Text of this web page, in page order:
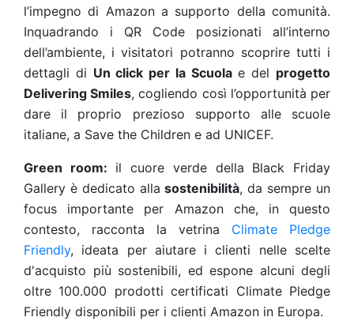
l’impegno di Amazon a supporto della comunità.
Inquadrando i QR Code posizionati all’interno
dell’ambiente, i visitatori potranno scoprire tutti i
dettagli di Un click per la Scuola e del progetto
Delivering Smiles, cogliendo così l’opportunità per
dare il proprio prezioso supporto alle scuole
italiane, a Save the Children e ad UNICEF.
Green room: il cuore verde della Black Friday
Gallery è dedicato alla sostenibilità, da sempre un
focus importante per Amazon che, in questo
contesto, racconta la vetrina
Climate Pledge
Friendly, ideata per aiutare i clienti nelle scelte
d'acquisto più sostenibili, ed espone alcuni degli
oltre 100.000 prodotti certificati Climate Pledge
Friendly disponibili per i clienti Amazon in Europa.